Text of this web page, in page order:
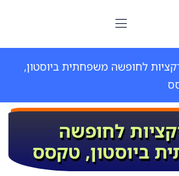
לחופשה משפחתית ביוסטון,
לחופשה
ביוסטון, טקסס